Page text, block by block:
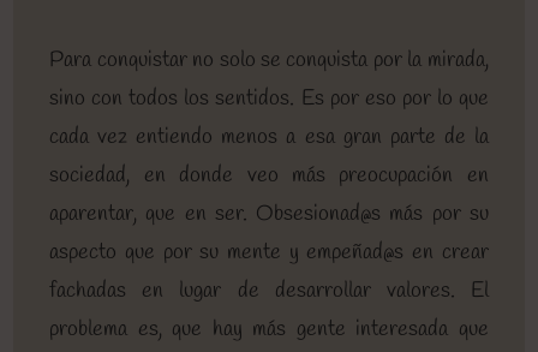
Para conquistar no solo se conquista por la mirada,
sino con todos los sentidos. Es por eso por lo que
cada vez entiendo menos a esa gran parte de la
sociedad, en donde veo más preocupación en
aparentar, que en ser. Obsesionad@s más por su
aspecto que por su mente y empeñad@s en crear
fachadas en lugar de desarrollar valores. El
problema es, que hay más gente interesada que